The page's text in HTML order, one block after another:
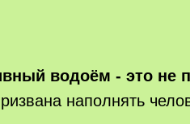
водоём - это не
наполнять